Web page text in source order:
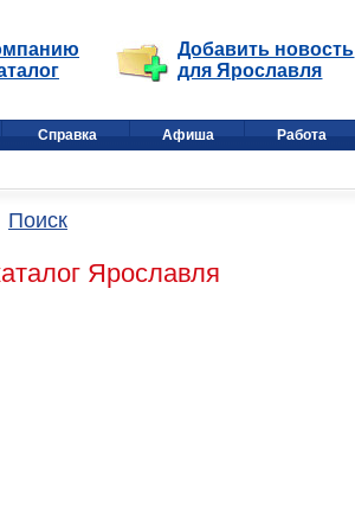
Добавить новость
для Ярославля
Справка Афиша Работа
Поиск
Ярославля